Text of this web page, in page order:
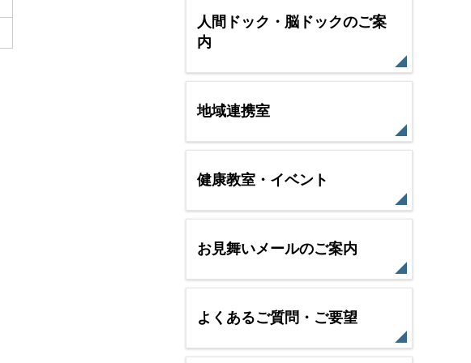
人間ドック・脳ドックのご案
内
地域連携室
健康教室・イベント
お見舞いメールのご案内
よくあるご質問・ご要望